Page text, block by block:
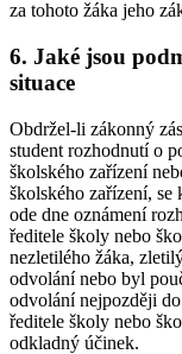
za tohoto žáka jeho
6. Jaké jsou
situace
Obdržel-li zákonný
student rozhodnutí o
školského zařízení
školského zařízení, se
ode dne oznámení
ředitele školy nebo
nezletilého žáka,
odvolání nebo byl
odvolání nejpozději
ředitele školy nebo
odkladný účinek.